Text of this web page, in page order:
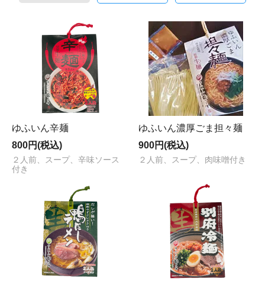
ゆふいん辛麺
800円(税込)
２人前、スープ、辛味ソース
付き
ゆふいん濃厚ごま担々麺
900円(税込)
２人前、スープ、肉味噌付き